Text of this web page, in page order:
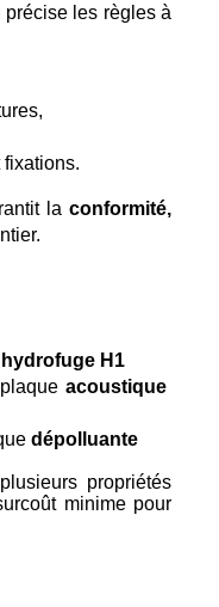
précise les règles à
la conformité,
hydrofuge H1
acoustique
dépolluante
propriétés
minime pour